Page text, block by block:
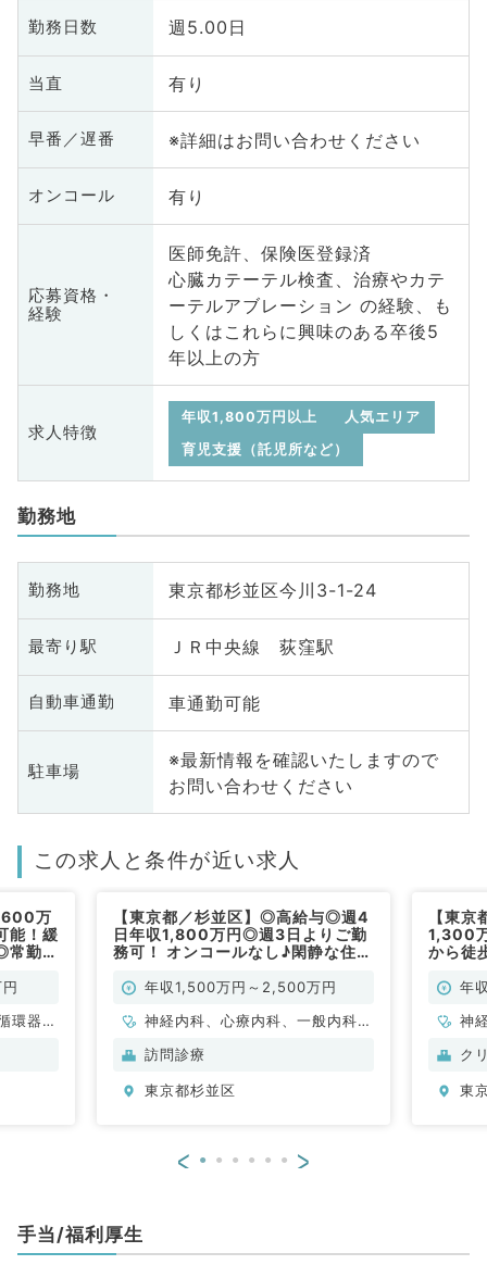
勤務日数 週5.00日
当直 有り
早番／遅番 ※詳細はお問い合わせください
オンコール 有り
応募資格・
経験
医師免許、保険医登録済
心臓カテーテル検査、治療やカテ
ーテルアブレーション の経験、も
しくはこれらに興味のある卒後5
年以上の方
求人特徴
年収1,800万円以上
人気エリア
育児支援（託児所など）
勤務地
勤務地 東京都杉並区今川3-1-24
最寄り駅 ＪＲ中央線 荻窪駅
自動車通勤 車通勤可能
駐車場
※最新情報を確認いたしますので
お問い合わせください
この求人と条件が近い求人
万
能！緩
常勤医
環器内
【東京都／杉並区】◎高給与◎週4
日年収1,800万円◎週3日よりご勤
務可！ オンコールなし♪閑静な住宅
常勤）年収1,500万円～2,500万円
神経内科、心療内科、一般内科、
循環器内科、呼吸器内科、消化器
科、老年内科、膠原病科
訪問診療
東京都杉並区
【東
1,300
から徒
系・年
神
脳
環
ク
東
< >
手当/福利厚生